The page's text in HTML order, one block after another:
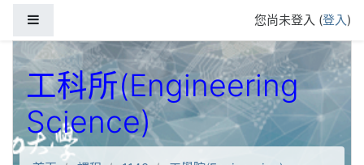
您尚未登入 (登入)
工科所(Engineering
Science)